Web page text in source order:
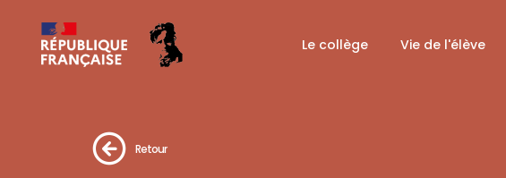
Le collège Vie de l'élève
Retour